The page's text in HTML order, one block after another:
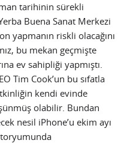
tarihinin sürekli
Buena Sanat Merkezi
yapmanın riskli olacağını
bu mekan geçmişte
ev sahipliği yapmıştı.
Tim Cook’un bu sıfatla
kendi evinde
olabilir. Bundan
nesil iPhone’u ekim ayı